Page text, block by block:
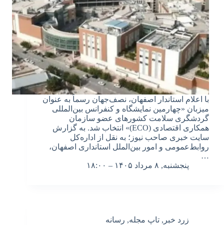
با اعلام استاندار اصفهان، نصف‌جهان رسماً به عنوان
میزبان «چهارمین نمایشگاه و کنفرانس بین‌المللی
گردشگری سلامت کشورهای عضو سازمان
همکاری اقتصادی (ECO)» انتخاب شد. به گزارش
سایت خبری صاحب نیوز؛ به نقل از اداره‌کل
روابط‌عمومی و امور بین‌الملل استانداری اصفهان،
…
پنجشنبه, ۸ مرداد ۱۴۰۵ – ۱۸:۰۰
زرد خبر , تاپ مجله, رسانه